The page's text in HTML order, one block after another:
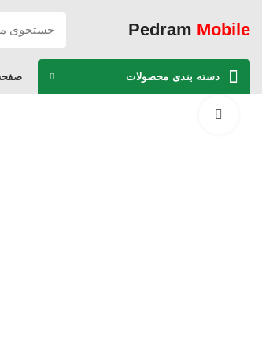
Pedram Mobile
دسته بندی محصولات